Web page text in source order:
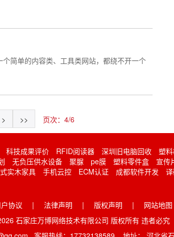
简单的内容类、工具类网站，都绕不开一个
> >> 页次：4/6
科技成果评价 RFID阅读器 深圳旧电脑回收 塑
无负压供水设备 聚脲 pe膜 塑料零件盒 宣传
实木家具 手机云控 ECM认证 成都软件开发
协议 | 法律声明 | 版权声明 |
网站地图
石家庄万博网络技术有限公司 版权所有 违者必究